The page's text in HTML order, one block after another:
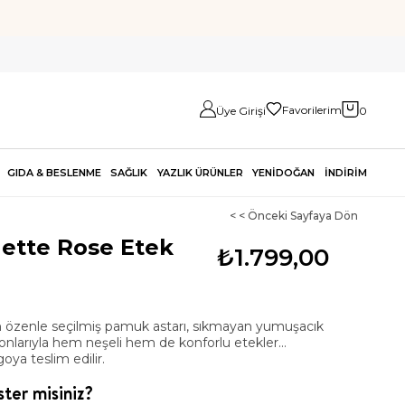
Üye Girişi Favorilerim 0
GIDA & BESLENME SAĞLIK YAZLIK ÜRÜNLER YENİDOĞAN İNDİRİM
< < Önceki Sayfaya Dön
₺1.799,00
Rose Etek
seçilmiş pamuk astarı, sıkmayan yumuşacık
hem neşeli hem de konforlu etekler…
teslim edilir.
misiniz?